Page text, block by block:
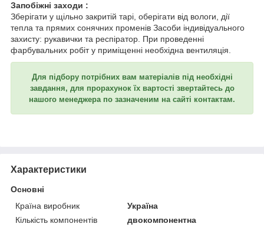
Запобіжні заходи :
Зберігати у щільно закритій тарі, оберігати від вологи, дії
тепла та прямих сонячних променів Засоби індивідуального
захисту: рукавички та респіратор. При проведенні
фарбувальних робіт у приміщенні необхідна вентиляція.
Для підбору потрібних вам матеріалів під необхідні
завдання, для прорахунок їх вартості звертайтесь до
нашого менеджера по зазначеним на сайті контактам.
Характеристики
Основні
Країна виробник
Україна
Кількість компонентів
двокомпонентна